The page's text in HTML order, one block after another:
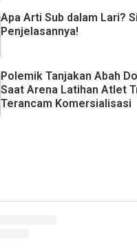
Apa Arti Sub dalam Lari?
Penjelasannya!
Polemik Tanjakan Abah
Saat Arena Latihan Atlet
Terancam Komersialisasi